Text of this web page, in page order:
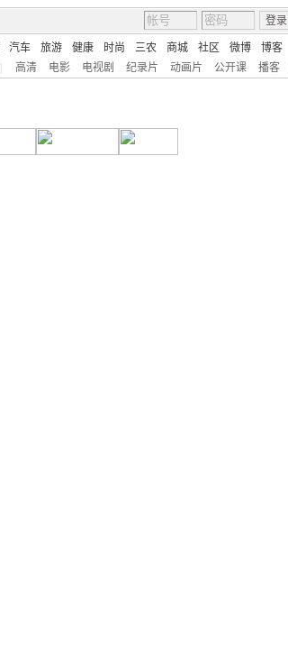
登录
汽车 旅游 健康 时尚 三农 商城 社区 微博 博客
高清 电影 电视剧 纪录片 动画片 公开课 播客